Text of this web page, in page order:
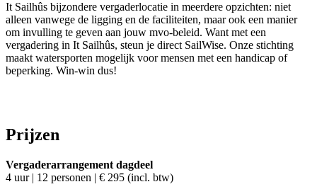
It Sailhûs bijzondere vergaderlocatie in meerdere opzichten: niet
alleen vanwege de ligging en de faciliteiten, maar ook een manier
om invulling te geven aan jouw mvo-beleid. Want met een
vergadering in It Sailhûs, steun je direct SailWise. Onze stichting
maakt watersporten mogelijk voor mensen met een handicap of
beperking. Win-win dus!
Prijzen
Vergaderarrangement dagdeel
4 uur | 12 personen | € 295 (incl. btw)